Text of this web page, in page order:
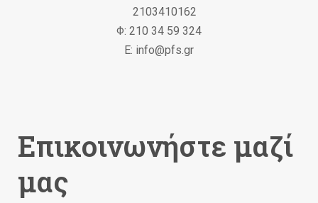
2103410162
Φ: 210 34 59 324
Ε: info@pfs.gr
Επικοινωνήστε μαζί
μας